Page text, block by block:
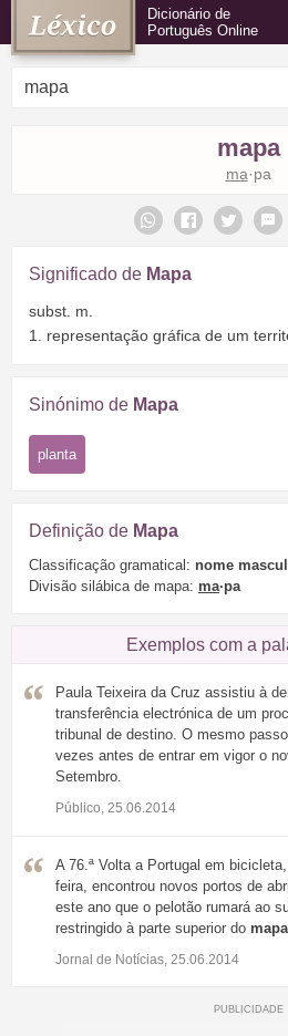
Dicionário de
Português Online
mapa
ma·pa
Significado de Mapa
subst. m.
1. representação gráfica de um
Sinónimo de Mapa
planta
Definição de Mapa
Classificação gramatical: nome
Divisão silábica de mapa: ma·pa
Exemplos com a
Paula Teixeira da Cruz assistiu à
transferência electrónica de um
tribunal de destino. O mesmo
vezes antes de entrar em vigor o
Setembro.
Público, 25.06.2014
A 76.ª Volta a Portugal em
feira, encontrou novos portos de
este ano que o pelotão rumará ao
restringido à parte superior do mapa
Jornal de Notícias, 25.06.2014